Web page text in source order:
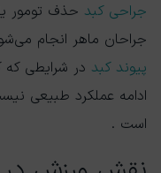
جراحی کبد حذف تومور
جراحان ماهر انجام
پیوند کبد در شرایطی
ادامه عملکرد طبیعی
است .